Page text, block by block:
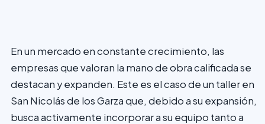
En un mercado en constante crecimiento, las
empresas que valoran la mano de obra calificada se
destacan y expanden. Este es el caso de un taller en
San Nicolás de los Garza que, debido a su expansión,
busca activamente incorporar a su equipo tanto a